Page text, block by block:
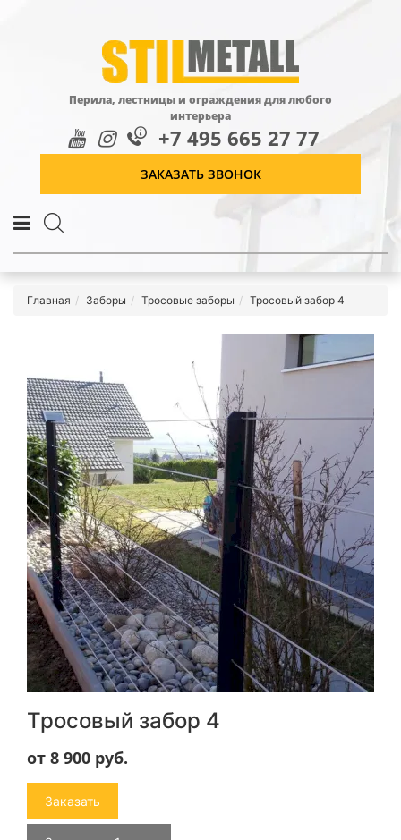
Перила, лестницы и ограждения для любого
интерьера
+7 495 665 27 77
ЗАКАЗАТЬ ЗВОНОК
Главная Заборы Тросовые заборы Тросовый забор 4
Тросовый забор 4
от 8 900 руб.
Заказать